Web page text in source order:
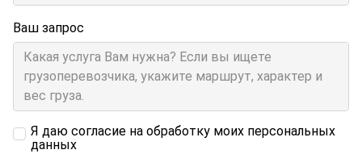
Ваш запрос
Я даю согласие на обработку моих персональных
данных